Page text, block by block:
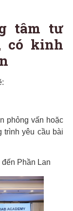
tâm tư
có kinh
phỏng vấn hoặc
trình yêu cầu bài
Phần Lan